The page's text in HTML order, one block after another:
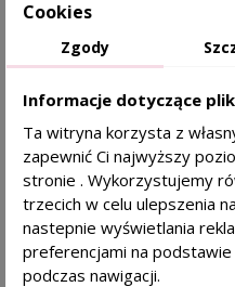
KAŻDY RODZAJ SKÓRY
Cookies
Zgody
Informacje dotyczące
Ta witryna korzysta z
zapewnić Ci najwyższy
stronie . Wykorzystujemy
trzecich w celu ulepszenia
nastepnie wyświetlania
preferencjami na
podczas nawigacji.